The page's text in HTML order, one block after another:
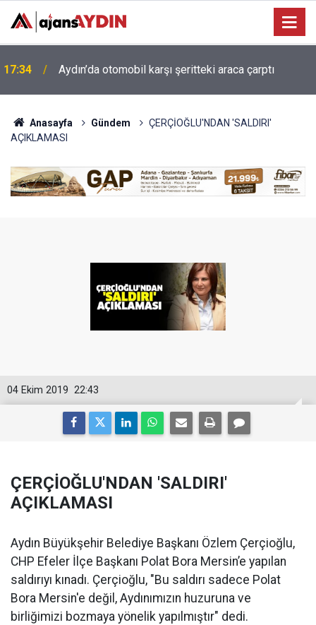
16:07
hazırlanıyor
Anasayfa Gündem
ÇERÇİOĞLU'NDAN 'SALDIRI'
AÇIKLAMASI
22:43
04 Ekim 2019
ÇERÇİOĞLU'NDAN 'SALDIRI'
AÇIKLAMASI
Aydın Büyükşehir Belediye Başkanı Özlem Çerçioğlu,
CHP Efeler İlçe Başkanı Polat Bora Mersin’e yapılan
saldırıyı kınadı. Çerçioğlu, "Bu saldırı sadece Polat
Bora Mersin'e değil, Aydınımızın huzuruna ve
birliğimizi bozmaya yönelik yapılmıştır" dedi.